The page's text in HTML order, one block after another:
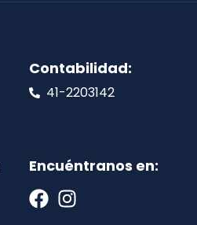
Contabilidad:
41-2203142
Encuéntranos en: